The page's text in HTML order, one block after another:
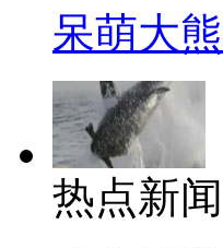
呆萌大
热点新闻